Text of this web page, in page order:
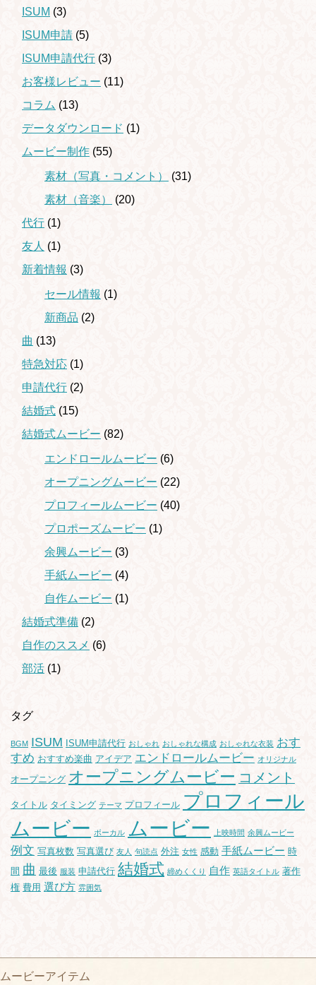
ISUM (3)
ISUM申請 (5)
ISUM申請代行 (3)
お客様レビュー (11)
コラム (13)
データダウンロード (1)
ムービー制作 (55)
素材（写真・コメント）
(31)
素材（音楽）
(20)
代行 (1)
友人 (1)
新着情報 (3)
セール情報 (1)
新商品 (2)
曲 (13)
特急対応 (1)
申請代行 (2)
結婚式 (15)
結婚式ムービー (82)
エンドロールムービー (6)
オープニングムービー (22)
プロフィールムービー (40)
プロポーズムービー (1)
余興ムービー (3)
手紙ムービー (4)
自作ムービー (1)
結婚式準備 (2)
自作のススメ (6)
部活 (1)
タグ
BGM ISUM ISUM申請代行 おしゃれ おしゃれな構成 おしゃれな衣装 おす
すめ おすすめ楽曲 アイデア エンドロールムービー オリジナル
オープニング オープニングムービー コメント
タイトル タイミング テーマ プロフィール プロフィール
ムービー ボーカル ムービー 上映時間 余興ムービー
例文 写真枚数 写真選び 友人 句読点 外注 女性 感動 手紙ムービー 時
間 曲 最後 服装 申請代行 結婚式 締めくくり 自作 英語タイトル 著作
権 費用 選び方 雰囲気
ムービーアイテム